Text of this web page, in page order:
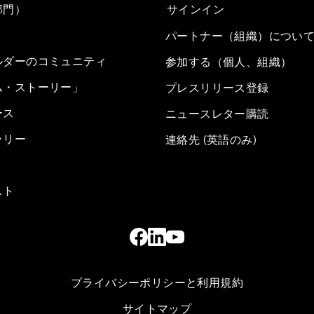
）
ーのコミュニティ
ストーリー」
リー
サインイン
パートナー（組織）につい
参加する（個人、組織）
プレスリリース登録
ニュースレター購読
連絡先 (英語のみ)
プライバシーポリシーと利用規約
サイトマップ